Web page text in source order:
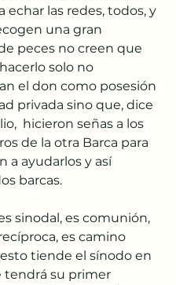
echar las redes, todos, y
una gran
peces no creen que
solo no
el don como posesión
privada sino que, dice
hicieron señas a los
de la otra Barca para
a ayudarlos y así
barcas.
es camino
tiende el sínodo en
tendrá su primer